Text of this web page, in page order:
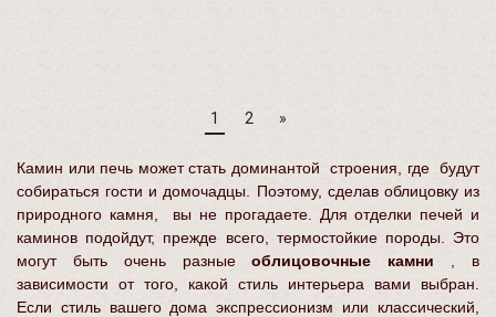
1 2 »
Камин или печь может стать доминантой строения, где будут
собираться гости и домочадцы. Поэтому, сделав облицовку из
природного камня, вы не прогадаете. Для отделки печей и
каминов подойдут, прежде всего, термостойкие породы. Это
могут быть очень разныеоблицовочные камни , в
зависимости от того, какой стиль интерьера вами выбран.
Если стиль вашего дома экспрессионизм или классический,